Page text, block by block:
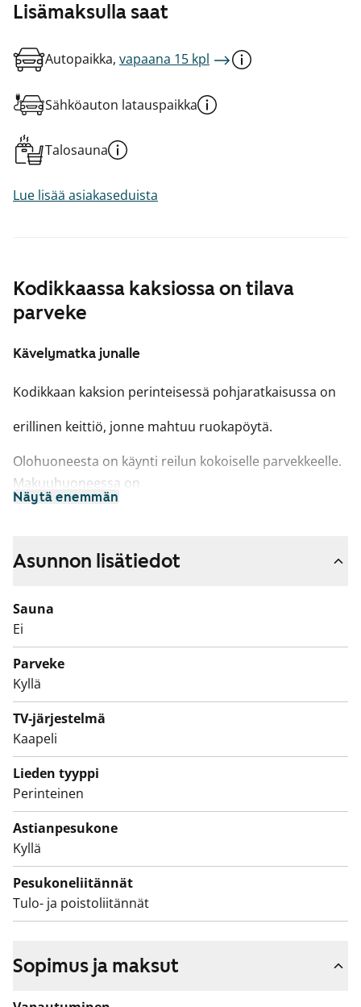
Kodikkaassa kaksiossa on tilava
parveke
Kävelymatka junalle
Kodikkaan kaksion perinteisessä pohjaratkaisussa on
erillinen keittiö, jonne mahtuu ruokapöytä.
Olohuoneesta on käynti reilun kokoiselle parvekkeelle.
Makuuhuoneessa on
Talossa on SmartPOST-pakettiautomaatti, joka sijaitsee
Näytä enemmän
Lisämaksulla saat
Autopaikka, vapaana 15 kpl
Sähköauton latauspaikka
Talosauna
Lue lisää asiakaseduista
Asunnon lisätiedot
Sauna
Ei
Parveke
Kyllä
TV-järjestelmä
Kaapeli
Lieden tyyppi
Perinteinen
Astianpesukone
Kyllä
Pesukoneliitännät
Tulo- ja poistoliitännät
Sopimus ja maksut